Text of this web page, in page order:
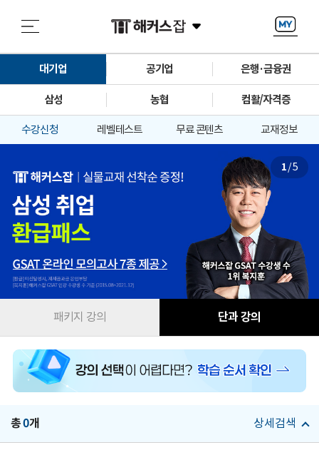
대기업 공기업 은행·금융권
삼성 농협 컴활/자격증
수강신청 레벨테스트 무료 콘텐츠 교재정보
1/5
패키지 강의 단과 강의
총0개 상세검색